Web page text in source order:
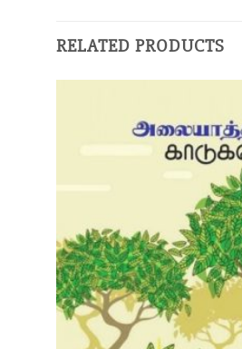
RELATED PRODUCTS